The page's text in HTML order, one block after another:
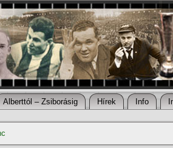
Alberttól – Zsiborásig Hí­rek Info